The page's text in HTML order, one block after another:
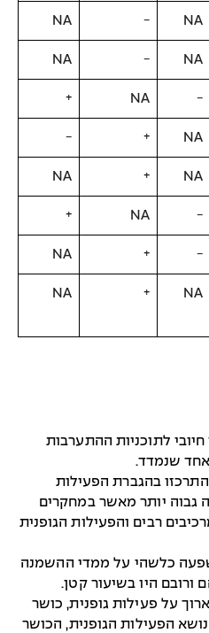
NA
−
NA
NA
−
NA
−
NA
+
NA
+
−
NA
+
NA
−
NA
+
−
+
NA
NA
+
NA
לתוכניות ההתערבות
שנמדד.
בהגברת הפעילות
גבוה יותר מאשר במחקרים
רבים והפעילות הגופנית
15 שבחנו השפעה כלשהי על ממדי ההשמנה
ורובם היו בשיעור קטן.
על פעילות גופנית, כושר
הפעילות הגופנית, הכושר